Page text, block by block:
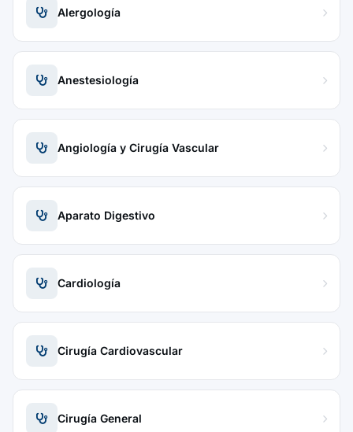
Alergología
Anestesiología
Angiología y Cirugía Vascular
Aparato Digestivo
Cardiología
Cirugía Cardiovascular
Cirugía General